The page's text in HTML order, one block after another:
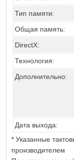
Тип памяти:
Общая память:
DirectX:
Технология:
Дополнительно:
Дата выхода:
* Указанные
производителем